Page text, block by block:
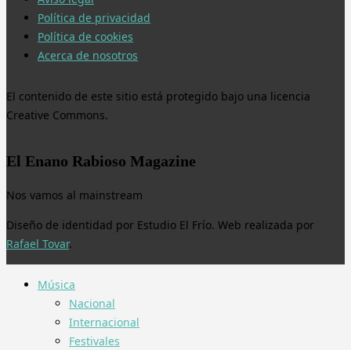
Política de privacidad
Política de cookies
Acerca de nosotros
El contenido de este sitio está protegido bajo una licencia
Creative Commons.
El Enano Rabioso Magazine
Nos vamos al mainstream
Diseño de identidad por Estudio El Frío. Web realizada por
Rafael Tovar.
Música
Nacional
Internacional
Festivales